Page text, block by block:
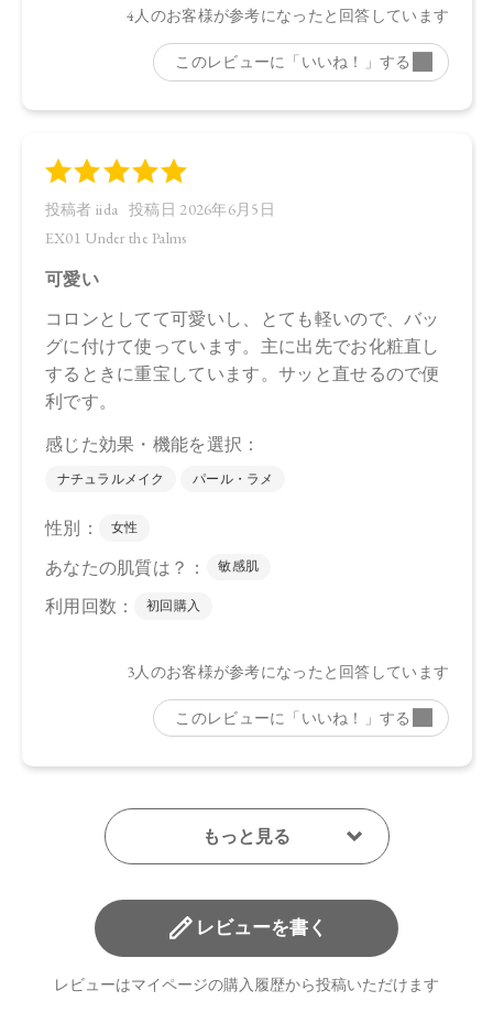
Al、アルガニアスピノサ核油、オプンチアフィクスインジカ
種子油、ホホバ種子油、ローズマリー葉油、オリーブ果実
油、カニナバラ果実油、グリセリン、水、パンテノール、マ
トリイソステアリン酸ポリグリセリル－2、パルミチン酸デキ
－1、ステアリン酸亜鉛、トコフェロール、水酸化Al、アルガ
ニアスピノサ核油、オプンチアフィクスインジカ種子油、ホ
ホバ種子油、ローズマリー葉油、オリーブ果実油、カニナバ
イカ、酸化鉄、黄4、赤202、赤201
下段（ツヤ）：トリイソステアリン酸ポリグリセリル－2、ダ
イマージリノレイル水添ロジン縮合物、トリ（カプリル酸／
カプリン酸）グリセリル、キャンデリラロウエキス、セスキ
アリン酸デキストリン、コメヌカロウ、セラミドNP、ビオチ
ノイルトリペプチド－1、シリカ、水酸化Al、トコフェロー
種子油、ホホバ種子油、ローズマリー葉油、オリーブ果実
化チタン、マイカ、ホウケイ酸（Ca／Al）、酸化鉄、黄4、赤
202、赤201、酸化スズ
・EX02：4571649070366
・EX03：4571649070373
・EX04：4571649070380
【店舗発売日】
CosmeKitchen 2026/5/29
Biople 2026/5/29
Biop 2026/5/29
レビューを書く
レビューはマイページの購入履歴から投稿いただけます